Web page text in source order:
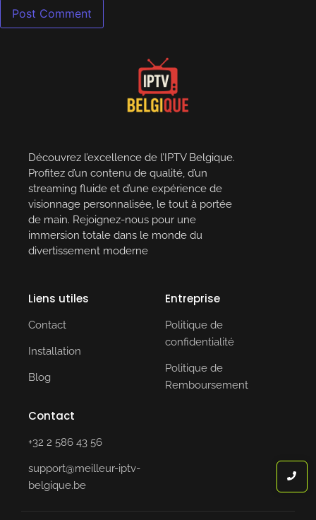
Découvrez l’excellence de l’IPTV Belgique.
Profitez d’un contenu de qualité, d’un
streaming fluide et d’une expérience de
visionnage personnalisée, le tout à portée
de main. Rejoignez-nous pour une
immersion totale dans le monde du
divertissement moderne
Liens utiles
Contact
Installation
Blog
Entreprise
Politique de
confidentialité
Politique de
Remboursement
Contact
+32 2 586 43 56
support@meilleur-iptv-
belgique.be